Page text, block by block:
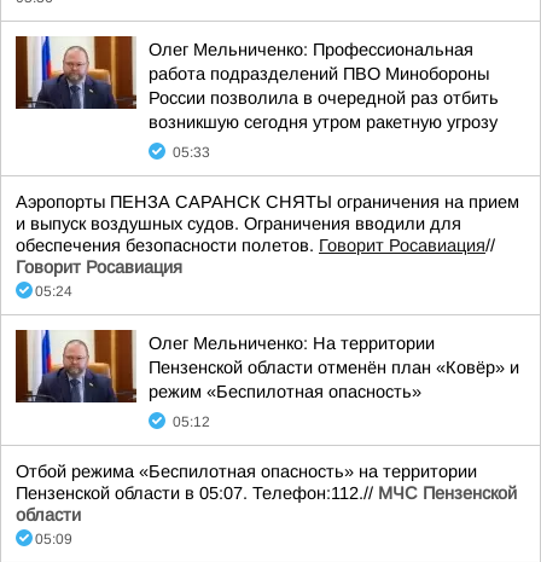
Олег Мельниченко: Профессиональная
работа подразделений ПВО Минобороны
России позволила в очередной раз отбить
возникшую сегодня утром ракетную угрозу
05:33
Аэропорты ПЕНЗА САРАНСК СНЯТЫ ограничения на прием
и выпуск воздушных судов. Ограничения вводили для
обеспечения безопасности полетов. Говорит Росавиация//
Говорит Росавиация
05:24
Олег Мельниченко: На территории
Пензенской области отменён план «Ковёр» и
режим «Беспилотная опасность»
05:12
Отбой режима «Беспилотная опасность» на территории
Пензенской области в 05:07. Телефон:112.// МЧС Пензенской
области
05:09